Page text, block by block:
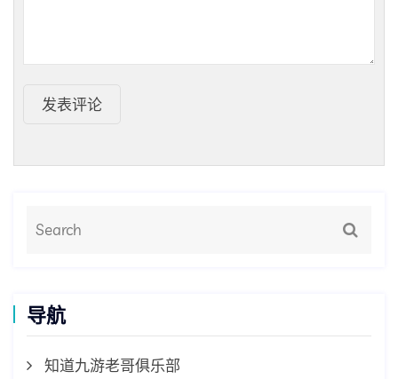
发表评论
导航
知道九游老哥俱乐部